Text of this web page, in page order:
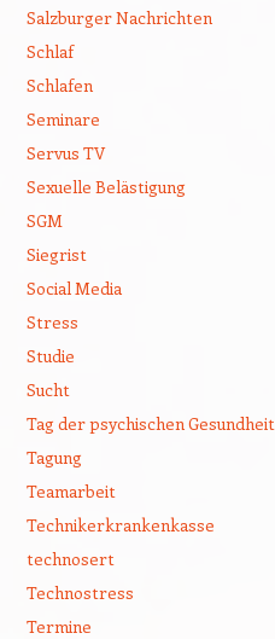
Salzburger Nachrichten
Schlaf
Schlafen
Seminare
Servus TV
Sexuelle Belästigung
SGM
Siegrist
Social Media
Stress
Studie
Sucht
Tag der psychischen Gesundheit
Tagung
Teamarbeit
Technikerkrankenkasse
technosert
Technostress
Termine